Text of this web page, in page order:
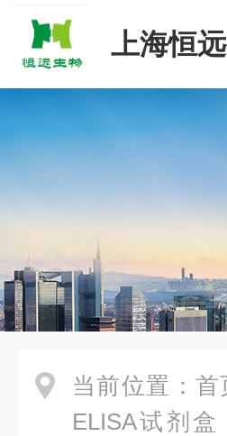
上海恒
当前位置： 首
ELISA试剂盒